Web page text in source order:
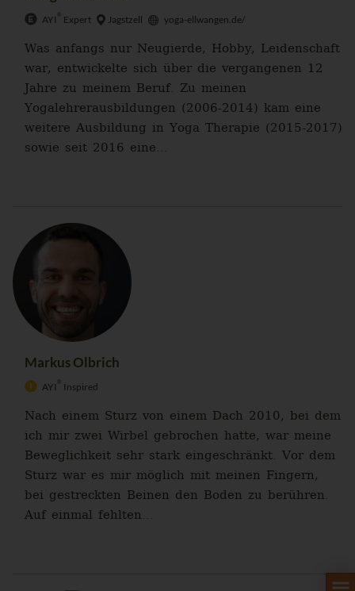
AYI Expert Jagstzell yoga-ellwangen.de/
Was anfangs nur Neugierde, Hobby, Leidenschaft
war, entwickelte sich über die vergangenen 12
Jahre zu meinem Beruf. Zu meinen
Yogalehrerausbildungen (2006-2014) kam eine
weitere Ausbildung in Yoga Therapie (2015-2017)
sowie seit 2016 eine...
Markus Olbrich
AYI Inspired
Nach einem Sturz von einem Dach 2010, bei dem
ich mir zwei Wirbel gebrochen hatte, war meine
Beweglichkeit sehr stark eingeschränkt. Vor dem
Sturz war es mir möglich mit meinen Fingern,
bei gestreckten Beinen den Boden zu berühren.
Auf einmal fehlten...